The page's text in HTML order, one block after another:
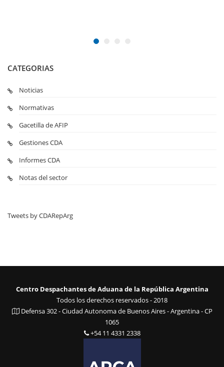
CATEGORIAS
Noticias
Normativas
Gacetilla de AFIP
Gestiones CDA
Informes CDA
Notas del sector
Tweets by CDARepArg
Centro Despachantes de Aduana de la República Argentina
Todos los derechos reservados - 2018
Defensa 302 - Ciudad Autonoma de Buenos Aires - Argentina - CP
1065
+54 11 4331 2338